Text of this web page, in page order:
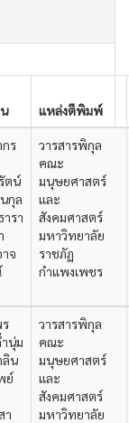
แหล่งตีพิมพ์
ร
ตน์
กุล
รา
จ
วารสารพิกุล
คณะ
มนุษยศาสตร์
และ
สังคมศาสตร์
มหาวิทยาลัย
ราชภัฏ
กำแพงเพชร
นุ่ม
ลิน
ย์
า
วารสารพิกุล
คณะ
มนุษยศาสตร์
และ
สังคมศาสตร์
มหาวิทยาลัย